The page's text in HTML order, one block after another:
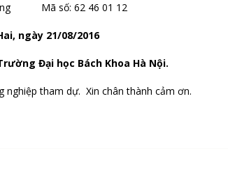
Mã số: 62 46 01 12
ngày 21/08/2016
Đại học Bách Khoa Hà Nội.
nghiệp tham dự. Xin chân thành cảm ơn.